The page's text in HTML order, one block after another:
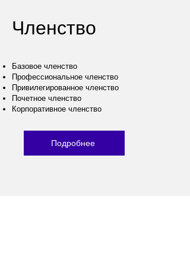
Членство
Базовое членство
Профессиональное членство
Привилегированное членство
Почетное членство
Корпоративное членство
Подробнее